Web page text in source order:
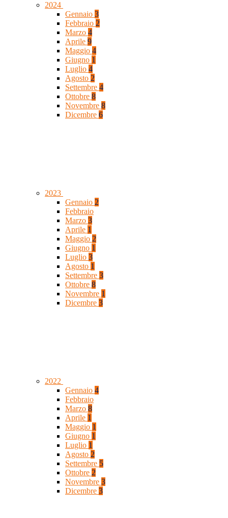
2024
Gennaio 3
Febbraio 2
Marzo 4
Aprile 9
Maggio 4
Giugno 1
Luglio 4
Agosto 2
Settembre 4
Ottobre 8
Novembre 8
Dicembre 6
2023
Gennaio 2
Febbraio
Marzo 3
Aprile 1
Maggio 2
Giugno 1
Luglio 3
Agosto 1
Settembre 3
Ottobre 8
Novembre 1
Dicembre 3
2022
Gennaio 4
Febbraio
Marzo 8
Aprile 1
Maggio 1
Giugno 1
Luglio 1
Agosto 2
Settembre 5
Ottobre 2
Novembre 3
Dicembre 3